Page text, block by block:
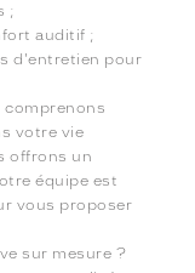
;
auditif ;
d'entretien pour
comprenons
votre vie
offrons un
équipe est
vous proposer
sur mesure ?